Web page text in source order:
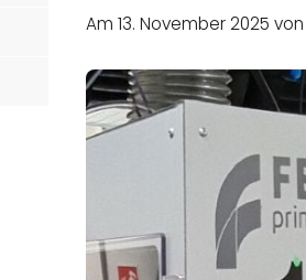
Am 13. November 2025 von